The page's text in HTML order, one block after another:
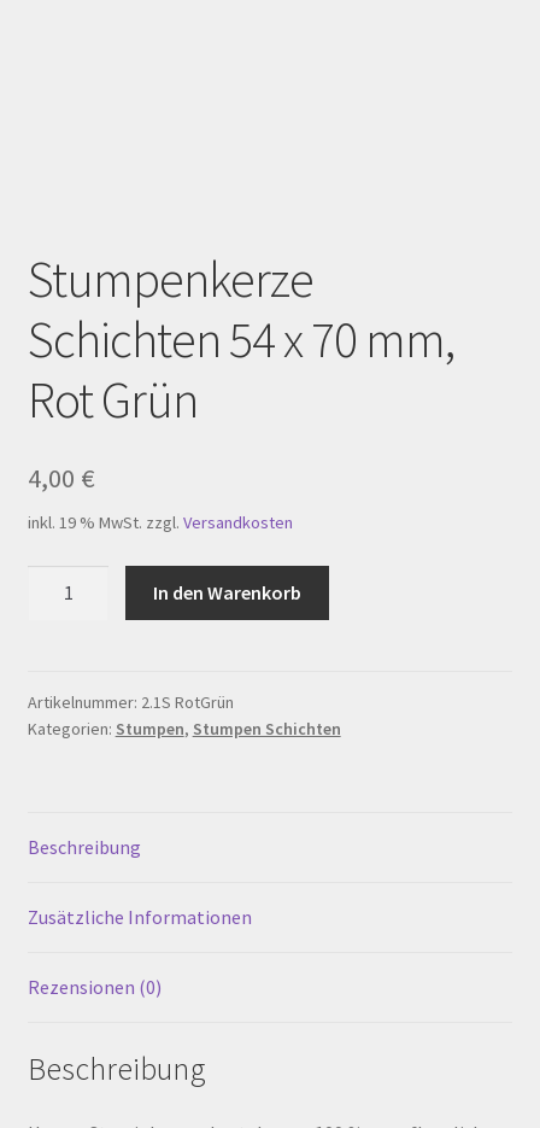
Mein Konto
My Account
Registration
Versandarten
Widerrufsbelehrung
Stumpenkerze
Schichten 54 x 70 mm,
Rot Grün
4,00 €
inkl. 19 % MwSt. zzgl. Versandkosten
70
mm,
In den Warenkorb
Artikelnummer: 2.1S RotGrün
Kategorien: Stumpen, Stumpen Schichten
Beschreibung
Zusätzliche Informationen
Rezensionen (0)
Beschreibung